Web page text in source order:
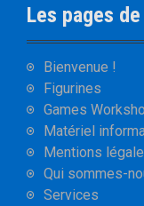
Les pages
Bienvenue !
Figurines
Games
Matériel
Mentions
Qui sommes-
Services